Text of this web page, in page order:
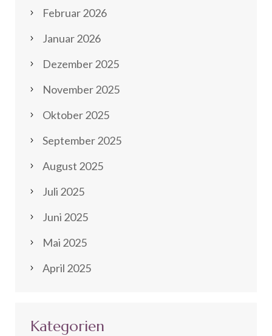
Februar 2026
Januar 2026
Dezember 2025
November 2025
Oktober 2025
September 2025
August 2025
Juli 2025
Juni 2025
Mai 2025
April 2025
Kategorien